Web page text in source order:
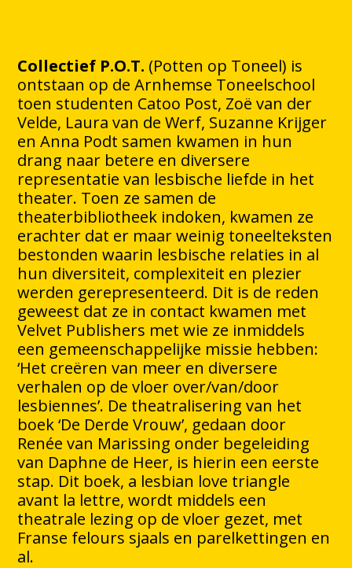
Collectief P.O.T. (Potten op Toneel) is
ontstaan op de Arnhemse Toneelschool
toen studenten Catoo Post, Zoë van der
Velde, Laura van de Werf, Suzanne Krijger
en Anna Podt samen kwamen in hun
drang naar betere en diversere
representatie van lesbische liefde in het
theater. Toen ze samen de
theaterbibliotheek indoken, kwamen ze
erachter dat er maar weinig toneelteksten
bestonden waarin lesbische relaties in al
hun diversiteit, complexiteit en plezier
werden gerepresenteerd. Dit is de reden
geweest dat ze in contact kwamen met
Velvet Publishers met wie ze inmiddels
een gemeenschappelijke missie hebben:
‘Het creëren van meer en diversere
verhalen op de vloer over/van/door
lesbiennes’. De theatralisering van het
boek ‘De Derde Vrouw’, gedaan door
Renée van Marissing onder begeleiding
van Daphne de Heer, is hierin een eerste
stap. Dit boek, a lesbian love triangle
avant la lettre, wordt middels een
theatrale lezing op de vloer gezet, met
Franse felours sjaals en parelkettingen en
al.